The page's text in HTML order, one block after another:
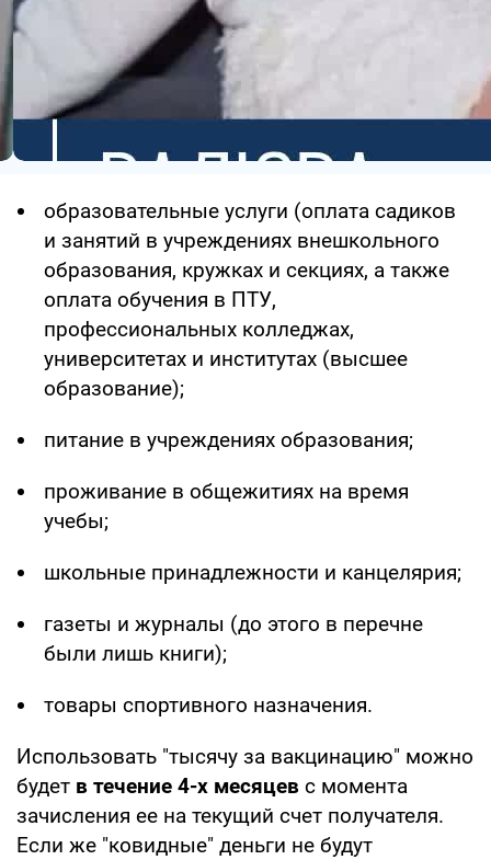
образовательные услуги (оплата садиков
и занятий в учреждениях внешкольного
образования, кружках и секциях, а также
оплата обучения в ПТУ,
профессиональных колледжах,
университетах и институтах (высшее
образование);
питание в учреждениях образования;
проживание в общежитиях на время
учебы;
школьные принадлежности и канцелярия;
газеты и журналы (до этого в перечне
были лишь книги);
товары спортивного назначения.
Использовать "тысячу за вакцинацию" можно
будет в течение 4-х месяцев с момента
зачисления ее на текущий счет получателя.
Если же "ковидные" деньги не будут